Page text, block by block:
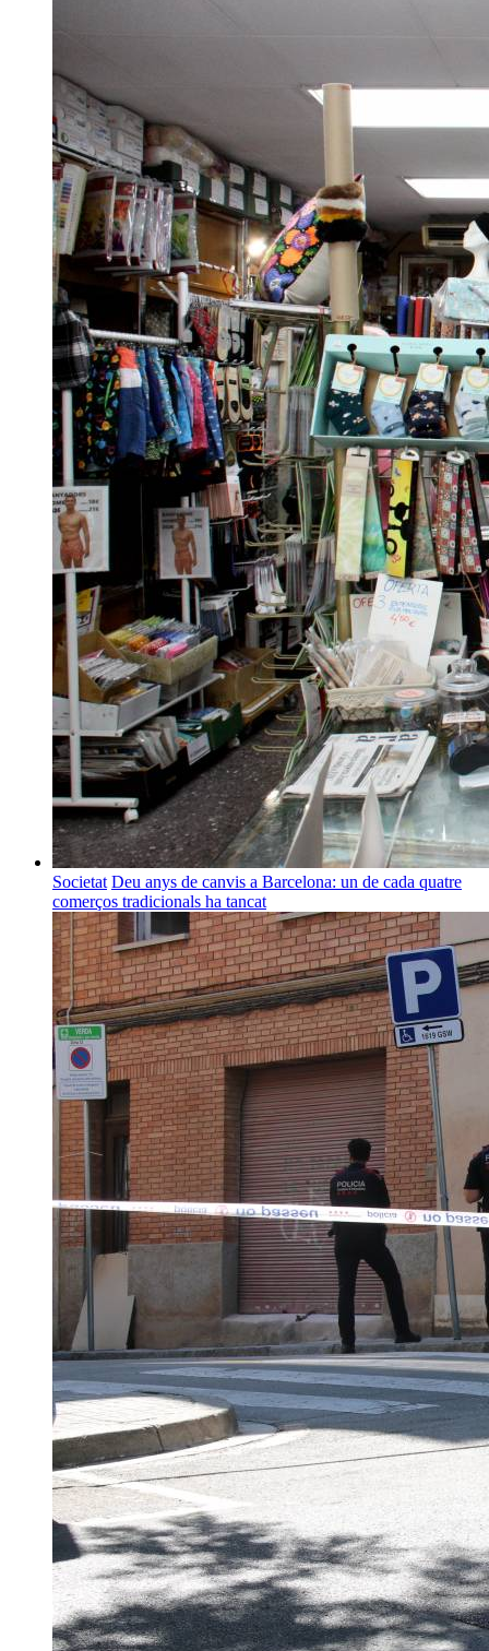
Societat Deu anys de canvis a Barcelona: un de cada quatre
comerços tradicionals ha tancat